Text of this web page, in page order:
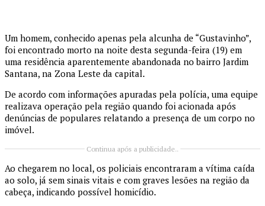
Um homem, conhecido apenas pela alcunha de “Gustavinho”,
foi encontrado morto na noite desta segunda-feira (19) em
uma residência aparentemente abandonada no bairro Jardim
Santana, na Zona Leste da capital.
De acordo com informações apuradas pela polícia, uma equipe
realizava operação pela região quando foi acionada após
denúncias de populares relatando a presença de um corpo no
imóvel.
Continua após a publicidade..
Ao chegarem no local, os policiais encontraram a vítima caída
ao solo, já sem sinais vitais e com graves lesões na região da
cabeça, indicando possível homicídio.